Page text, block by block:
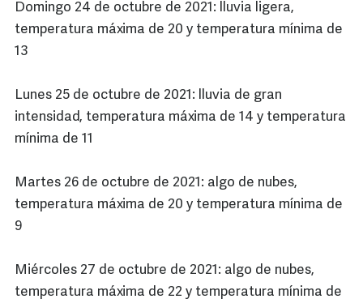
Domingo 24 de octubre de 2021: lluvia ligera,
temperatura máxima de 20 y temperatura mínima de
13
Lunes 25 de octubre de 2021: lluvia de gran
intensidad, temperatura máxima de 14 y temperatura
mínima de 11
Martes 26 de octubre de 2021: algo de nubes,
temperatura máxima de 20 y temperatura mínima de
9
Miércoles 27 de octubre de 2021: algo de nubes,
temperatura máxima de 22 y temperatura mínima de